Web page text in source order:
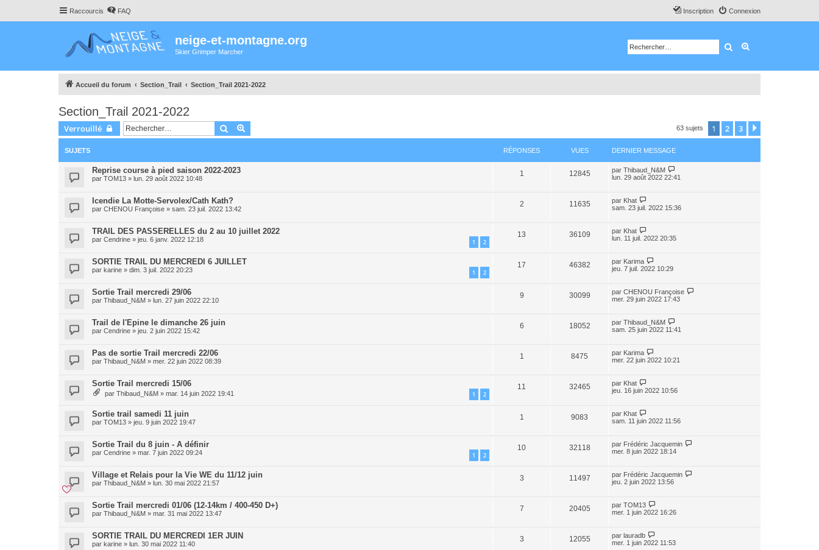
Raccourcis FAQ Connexion
Inscription
neige-et-montagne.org
Skier Grimper Marcher Rechercher
Accueil du forum Section_Trail Section_Trail 2021-2022
Section_Trail 2021-2022
Verrouillé Rechercher 63 sujets 1 2 3
SUJETS RÉPONSES VUES DERNIER MESSAGE
Reprise course à pied saison 2022-2023
par TOM13 » lun. 29 août 2022 10:48
1 12845 par Thibaud_N&M
lun. 29 août 2022 22:41
Icendie La Motte-Servolex/Cath Kath?
par CHENOU Françoise » sam. 23 juil. 2022 13:42
2 11635 par Khat
sam. 23 juil. 2022 15:36
TRAIL DES PASSERELLES du 2 au 10 juillet 2022
par Cendrine » jeu. 6 janv. 2022 12:18 1 2
13 36109 par Khat
lun. 11 juil. 2022 20:35
SORTIE TRAIL DU MERCREDI 6 JUILLET
par karine » dim. 3 juil. 2022 20:23 1 2
17 46382 par Karima
jeu. 7 juil. 2022 10:29
Sortie Trail mercredi 29/06
par Thibaud_N&M » lun. 27 juin 2022 22:10
9 30099 par CHENOU Françoise
mer. 29 juin 2022 17:43
Trail de l'Epine le dimanche 26 juin
par Cendrine » jeu. 2 juin 2022 15:42
6 18052 par Thibaud_N&M
sam. 25 juin 2022 11:41
Pas de sortie Trail mercredi 22/06
par Thibaud_N&M » mer. 22 juin 2022 08:39
1 8475 par Karima
mer. 22 juin 2022 10:21
Sortie Trail mercredi 15/06
par Thibaud_N&M » mar. 14 juin 2022 19:41 1 2
11 32465 par Khat
jeu. 16 juin 2022 10:56
Sortie trail samedi 11 juin
par TOM13 » jeu. 9 juin 2022 19:47
1 9083 par Khat
sam. 11 juin 2022 11:56
Sortie Trail du 8 juin - A définir
par Cendrine » mar. 7 juin 2022 09:24 1 2
10 32118 par Frédéric Jacquemin
mer. 8 juin 2022 18:14
Village et Relais pour la Vie WE du 11/12 juin
par Thibaud_N&M » lun. 30 mai 2022 21:57
3 11497 par Frédéric Jacquemin
jeu. 2 juin 2022 13:56
Sortie Trail mercredi 01/06 (12-14km / 400-450 D+)
par Thibaud_N&M » mar. 31 mai 2022 13:47
7 20405 par TOM13
mer. 1 juin 2022 16:26
SORTIE TRAIL DU MERCREDI 1ER JUIN
par karine » lun. 30 mai 2022 11:40
3 12055 par lauradb
mer. 1 juin 2022 11:53